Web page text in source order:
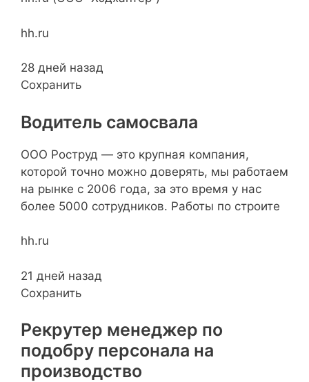
hh.ru
28 дней назад
Сохранить
Водитель самосвала
ООО Роструд — это крупная компания,
которой точно можно доверять, мы работаем
на рынке с 2006 года, за это время у нас
более 5000 сотрудников. Работы по строите
hh.ru
21 дней назад
Сохранить
Рекрутер менеджер по
подобру персонала на
производство